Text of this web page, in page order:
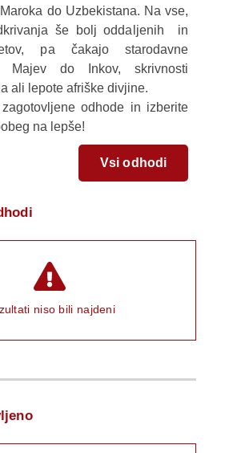
do Uzbekistana. Na vse,
še bolj oddaljenih in
pa čakajo starodavne
Majev do Inkov, skrivnosti
ali lepote afriške divjine.
odhode in izberite
na lepše!
Vsi odhodi
niso bili najdeni